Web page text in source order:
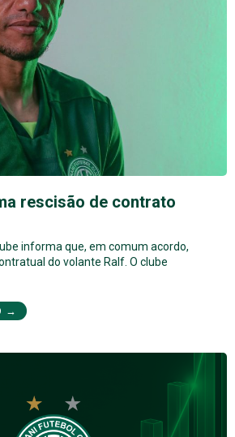
rescisão de contrato
informa que, em comum acordo,
do volante Ralf. O clube
→